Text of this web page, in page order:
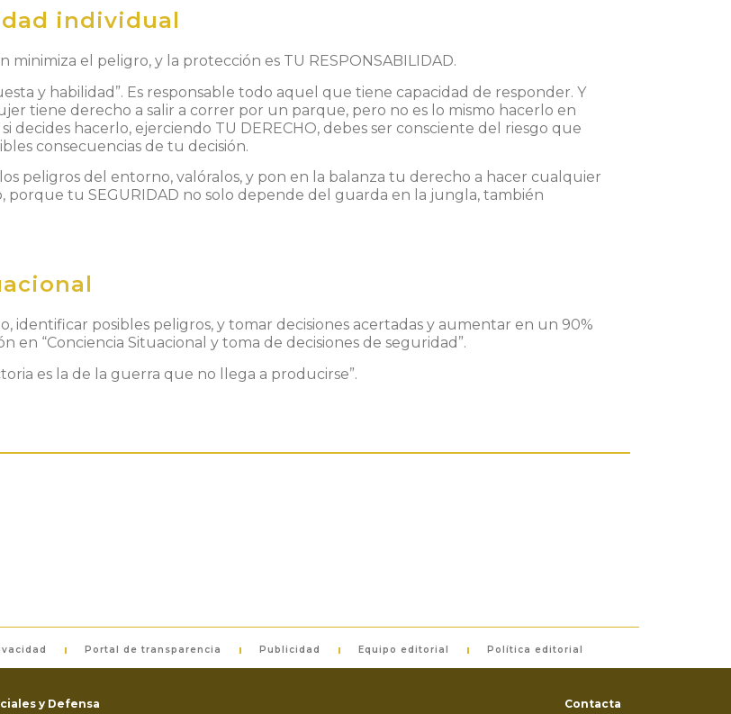
individual
minimiza el peligro, y la protección es TU RESPONSABILIDAD.
y habilidad”. Es responsable todo aquel que tiene capacidad de responder. Y
tiene derecho a salir a correr por un parque, pero no es lo mismo hacerlo en
decides hacerlo, ejerciendo TU DERECHO, debes ser consciente del riesgo que
consecuencias de tu decisión.
peligros del entorno, valóralos, y pon en la balanza tu derecho a hacer cualquier
porque tu SEGURIDAD no solo depende del guarda en la jungla, también
identificar posibles peligros, y tomar decisiones acertadas y aumentar en un 90%
en “Conciencia Situacional y toma de decisiones de seguridad”.
es la de la guerra que no llega a producirse”.
Portal de transparencia Publicidad Equipo editorial Política editorial
y Defensa Contacta